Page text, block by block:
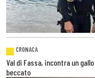
CRONACA
Val di Fassa, incontra un
beccato